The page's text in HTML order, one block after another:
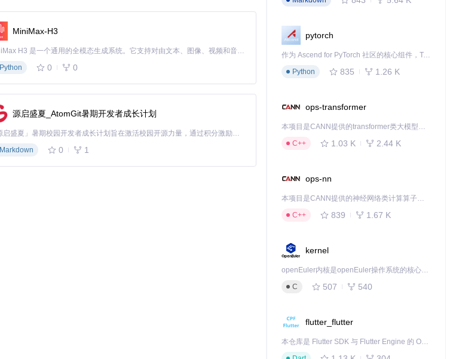
MiniMax-H3
MiniMax H3 是一个通用的全模态生成系统。它支持对由文本、图像、视频和音频组成的多模态上下文进行统一理解，并能生成分辨率高达 2K、时长可达 15 秒的带原生立体声音频的视频。得益于面向任务泛化的系统设计，H3 在预训练阶段就已具备广泛的多模态上下文理解与生成能力，能够出色地执行复杂的多模态指令。
Python
0 0
源启盛夏_AtomGit暑期开发者成长计划
「源启盛夏」暑期校园开发者成长计划旨在激活校园开源力量，通过积分激励、认证扶持、资源倾斜等形式，引导高校组织和开发者完成「入驻 — 建项目 — 做贡献 — 获认证 — 得资源」的完整闭环。无论你是想带领社团入驻平台的组织者，还是希望用代码贡献证明自己的开发者，都能在这里找到属于你的成长路径。
Markdown
0 1
pytorch
作为 Ascend for PyTorch 社区的核心组件，TorchNPU 是昇腾专为 PyTorch 打造的深度学习适配插件，使 PyTorch 框架能够直接调用昇腾 NPU，为开发者提供昇腾 AI 处理器的超强算力。
Python
835 1.26 K
ops-transformer
本项目是CANN提供的transformer类大模型算子库，实现网络在NPU上加速计算。
C++
1.03 K 2.44 K
ops-nn
本项目是CANN提供的神经网络类计算算子库，实现网络在NPU上加速计算。
C++
839 1.67 K
kernel
openEuler内核是openEuler操作系统的核心，既是系统性能与稳定性的基石，也是连接处理器、设备与服务的桥梁。
C
507 540
flutter_flutter
本仓库是 Flutter SDK 与 Flutter Engine 的 OpenHarmony 适配版本，由 CPF-Flutter 团队维护。开发者可使用熟悉的 Flutter 技术栈开发 OpenHarmony 应用，3.35.7 及以后的适配版本可基于本仓库源码构建支持 OpenHarmony 的 Flutter Engine。